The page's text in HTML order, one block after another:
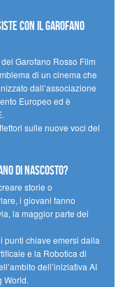
con il Garofano
Garofano Rosso Film
di un cinema che
dall’associazione
Europeo ed è
sulle nuove voci del
di nascosto?
storie o
i giovani fanno
la maggior parte dei
punti chiave emersi dalla
e la Robotica di
dell’iniziativa AI
World.